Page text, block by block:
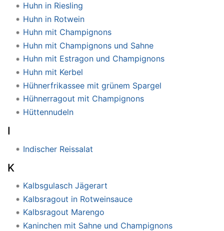
Huhn in Riesling
Huhn in Rotwein
Huhn mit Champignons
Huhn mit Champignons und Sahne
Huhn mit Estragon und Champignons
Huhn mit Kerbel
Hühnerfrikassee mit grünem Spargel
Hühnerragout mit Champignons
Hüttennudeln
I
Indischer Reissalat
K
Kalbsgulasch Jägerart
Kalbsragout in Rotweinsauce
Kalbsragout Marengo
Kaninchen mit Sahne und Champignons